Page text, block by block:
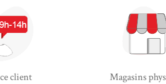
client Magasins